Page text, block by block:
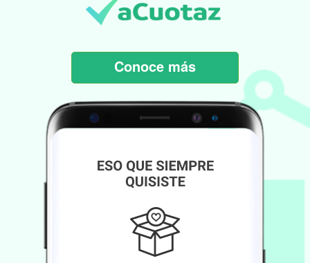
Conoce más